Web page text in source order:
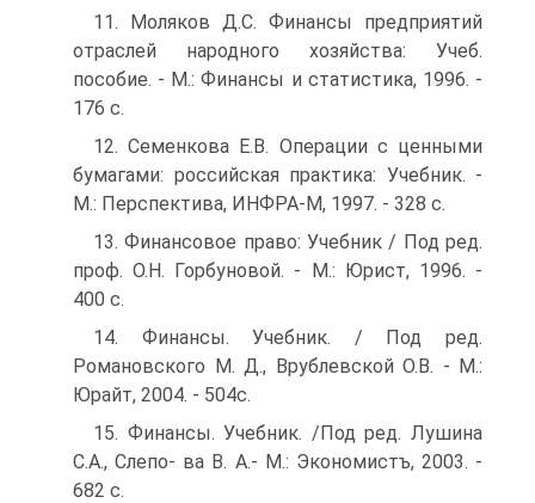
11. Моляков Д.С. Финансы предприятий
отраслей народного хозяйства: Учеб.
пособие. - М.: Финансы и статистика, 1996. -
176 с.
12. Семенкова Е.В. Операции с ценными
бумагами: российская практика: Учебник. -
М.: Перспектива, ИНФРА-М, 1997. - 328 с.
13. Финансовое право: Учебник / Под ред.
проф. О.Н. Горбуновой. - М.: Юрист, 1996. -
400 с.
14. Финансы. Учебник. / Под ред.
Романовского М. Д., Врублевской О.В. - М.:
Юрайт, 2004. - 504с.
15. Финансы. Учебник. /Под ред. Лушина
С.А., Слепо- ва В. А.- М.: Экономистъ, 2003. -
682 с.